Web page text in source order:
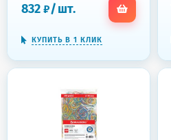
натуральный каучук,
832 ₽/шт.
КУПИТЬ В 1 КЛИК